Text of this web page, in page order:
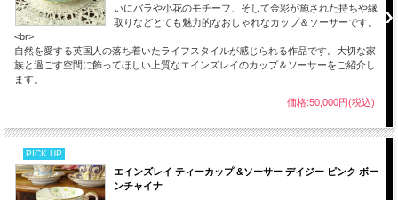
いにバラや小花のモチーフ、そして金彩が施された持ちや縁
取りなどとても魅力的なおしゃれなカップ＆ソーサーです。
<br>
自然を愛する英国人の落ち着いたライフスタイルが感じられる作品です。大切な家
族と過ごす空間に飾ってほしい上質なエインズレイのカップ＆ソーサーをご紹介し
ます。
価格:50,000円(税込)
PICK UP
エインズレイ ティーカップ &ソーサー デイジー ピンク ボー
ンチャイナ